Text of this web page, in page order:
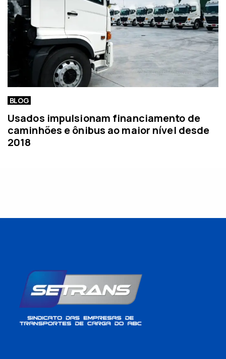
BLOG
Usados impulsionam financiamento de
caminhões e ônibus ao maior nível desde
2018